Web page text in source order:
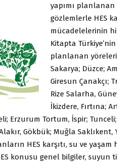
yapımı
gözlemlerle HES
mücadelelerinin
Kitapta
planlanan
Sakarya; Düzce;
Giresun Çanakçı;
Rize Salarha,
İkizdere, Fırtına;
Erzurum Tortum, İspir;
Gökbük; Muğla Saklıkent,
HES karşıtı, su ve
konusu genel bilgiler, suyun